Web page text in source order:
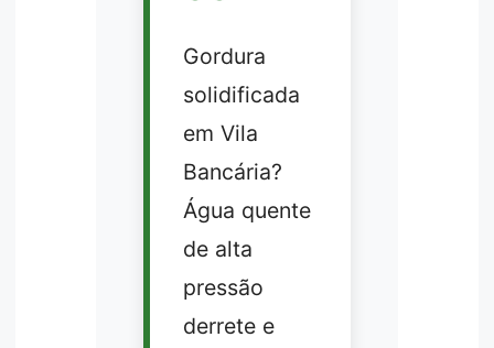
Gordura
solidificada
em Vila
Bancária?
Água quente
de alta
pressão
derrete e